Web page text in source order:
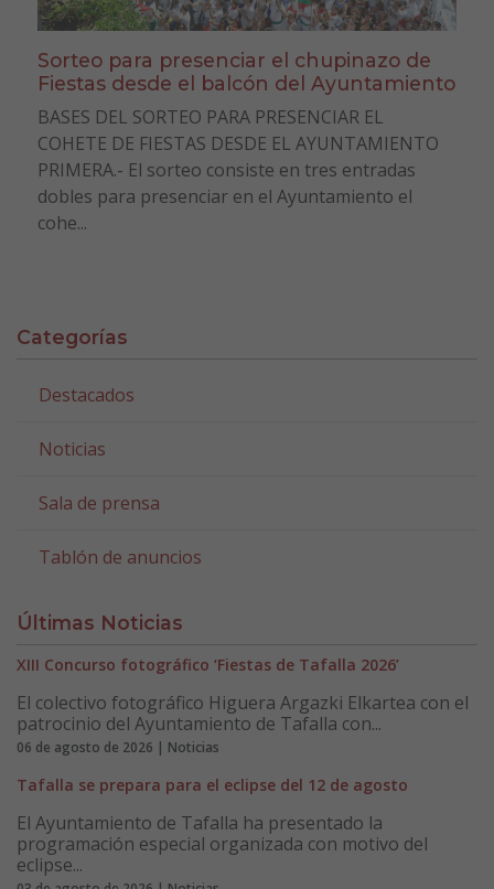
Sorteo para presenciar el chupinazo de
Fiestas desde el balcón del Ayuntamiento
BASES DEL SORTEO PARA PRESENCIAR EL
COHETE DE FIESTAS DESDE EL AYUNTAMIENTO
PRIMERA.- El sorteo consiste en tres entradas
dobles para presenciar en el Ayuntamiento el
cohe...
Categorías
Destacados
Noticias
Sala de prensa
Tablón de anuncios
Últimas Noticias
XIII Concurso fotográfico ‘Fiestas de Tafalla 2026’
El colectivo fotográfico Higuera Argazki Elkartea con el
patrocinio del Ayuntamiento de Tafalla con...
06 de agosto de 2026 | Noticias
Tafalla se prepara para el eclipse del 12 de agosto
El Ayuntamiento de Tafalla ha presentado la
programación especial organizada con motivo del
eclipse...